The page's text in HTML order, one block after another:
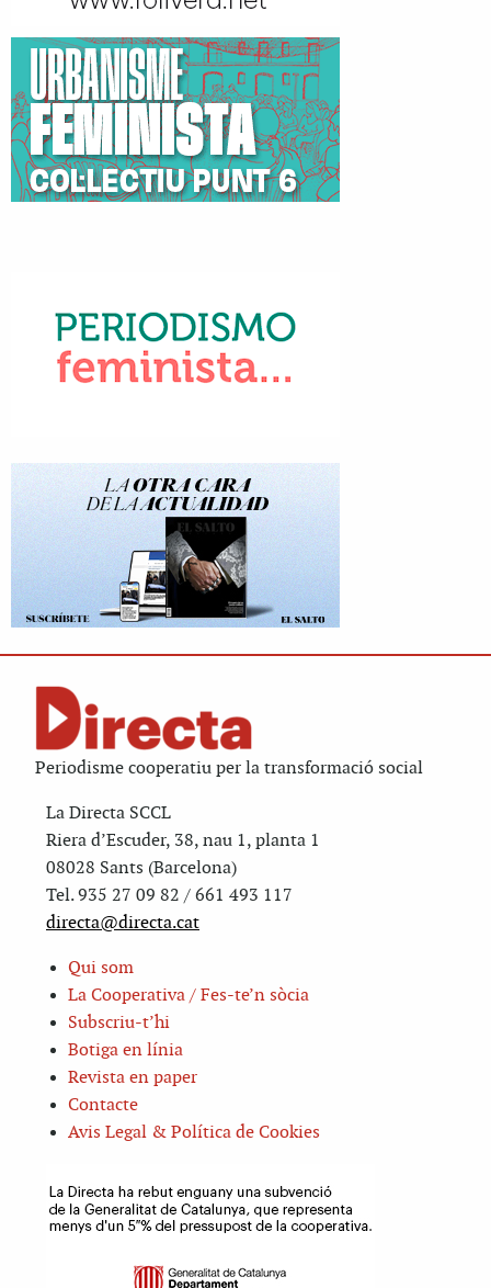
Periodisme cooperatiu per la transformació social
La Directa SCCL
Riera d’Escuder, 38, nau 1, planta 1
08028 Sants (Barcelona)
Tel. 935 27 09 82 / 661 493 117
directa@directa.cat
Qui som
La Cooperativa / Fes-te’n sòcia
Subscriu-t’hi
Botiga en línia
Revista en paper
Contacte
Avis Legal & Política de Cookies